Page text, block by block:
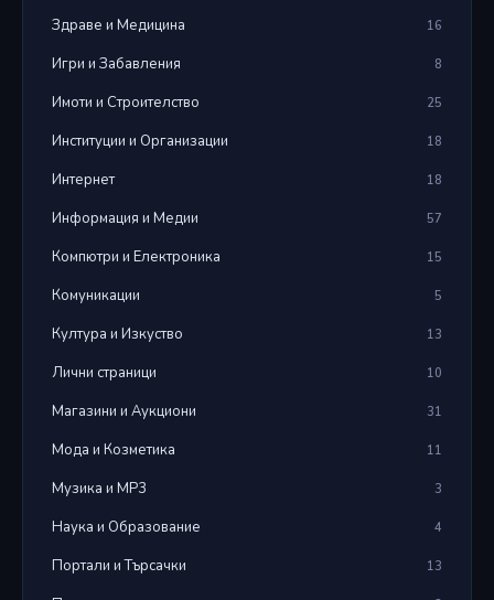
Здраве и Медицина 16
Игри и Забавления 8
Имоти и Строителство 25
Институции и Организации 18
Интернет 18
Информация и Медии 57
Компютри и Електроника 15
Комуникации 5
Култура и Изкуство 13
Лични страници 10
Магазини и Аукциони 31
Мода и Козметика 11
Музика и MP3 3
Наука и Образование 4
Портали и Търсачки 13